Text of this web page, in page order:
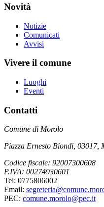
Novità
Notizie
Comunicati
Avvisi
Vivere il comune
Luoghi
Eventi
Contatti
Comune di Morolo
Piazza Ernesto Biondi, 03017,
Codice fiscale: 92007300608
P.IVA: 00274930601
Tel: 0775806002
Email:
PEC: comune.morolo@pec.it